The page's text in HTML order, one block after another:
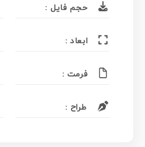
حجم فایل :
ابعاد :
فرمت :
طراح :